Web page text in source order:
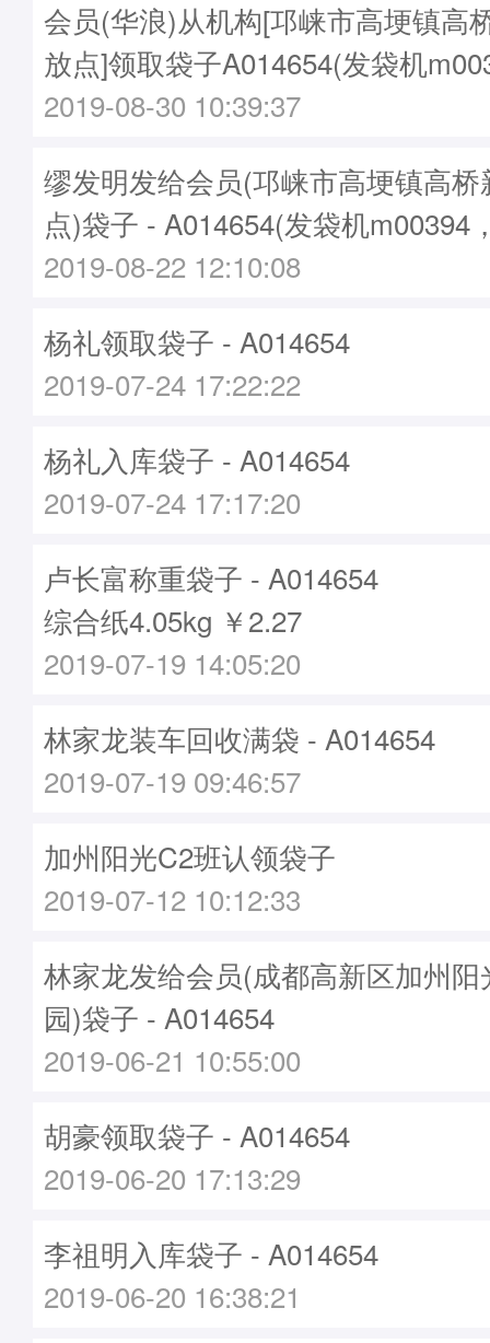
会员(华浪)从机构[邛崃市高埂镇高
放点]领取袋子A014654(发袋机
2019-08-30 10:39:37
缪发明发给会员(邛崃市高埂镇高
点)袋子 - A014654(发袋机m00394
2019-08-22 12:10:08
杨礼领取袋子 - A014654
2019-07-24 17:22:22
杨礼入库袋子 - A014654
2019-07-24 17:17:20
卢长富称重袋子 - A014654
综合纸4.05kg ￥2.27
2019-07-19 14:05:20
林家龙装车回收满袋 - A014654
2019-07-19 09:46:57
加州阳光C2班认领袋子
2019-07-12 10:12:33
林家龙发给会员(成都高新区加州
园)袋子 - A014654
2019-06-21 10:55:00
胡豪领取袋子 - A014654
2019-06-20 17:13:29
李祖明入库袋子 - A014654
2019-06-20 16:38:21